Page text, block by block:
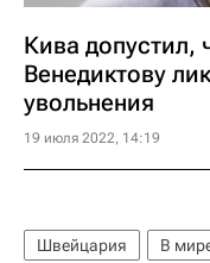
Кива допустил,
Венедиктову
увольнения
19 июля 2022, 14:19
Швейцария В